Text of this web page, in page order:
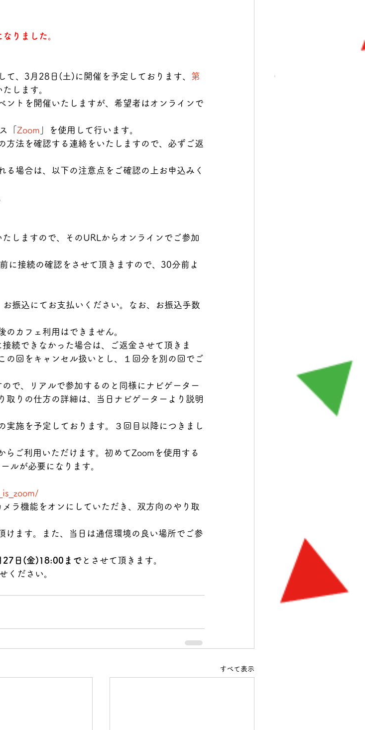
りました。
て、3月28日(土)に開催を予定しております、 第
します。
ントを開催いたしますが、希望者はオンラインで
「 Zoom 」を使用して行います。
方法を確認する連絡をいたしますので、必ずご返
る場合は、以下の注意点をご確認の上お申込みく
しますので、そのURLからオンラインでご参加
に接続の確認をさせて頂きますので、30分前よ
振込にてお支払いください。なお、お振込手数
のカフェ利用はできません。
続できなかった場合は、ご返金させて頂きま
の回をキャンセル扱いとし、１回分を別の回でご
で、リアルで参加するのと同様にナビゲーター
取りの仕方の詳細は、当日ナビゲーターより説明
実施を予定しております。３回目以降につきまし
らご利用いただけます。初めてZoomを使用する
ルが必要になります。
ラ機能をオンにしていただき、双方向のやり取
けます。また、当日は通信環境の良い場所でご参
27日(金)18:00まで とさせて頂きます。
ください。
すべて表示